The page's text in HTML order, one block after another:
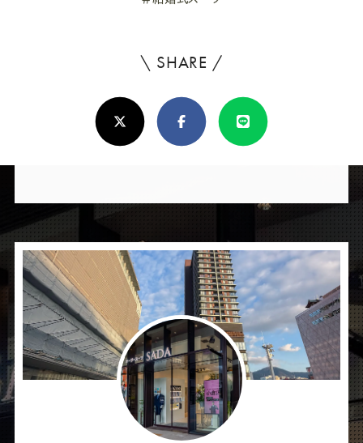
\ SHARE /
ろ
し
け
シ
ェ
ア
し
て
く
だ
X(Twitter)FacebookLine